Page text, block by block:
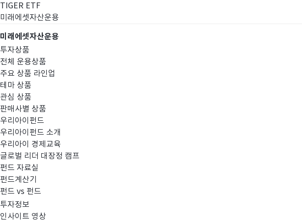
TIGER ETF
미래에셋자산운용
미래에셋자산운용
투자상품
전체 운용상품
주요 상품 라인업
테마 상품
관심 상품
판매사별 상품
우리아이펀드
우리아이펀드 소개
우리아이 경제교육
글로벌 리더 대장정 캠프
펀드 자료실
펀드계산기
펀드 vs 펀드
투자정보
인사이트 영상
펀드공시